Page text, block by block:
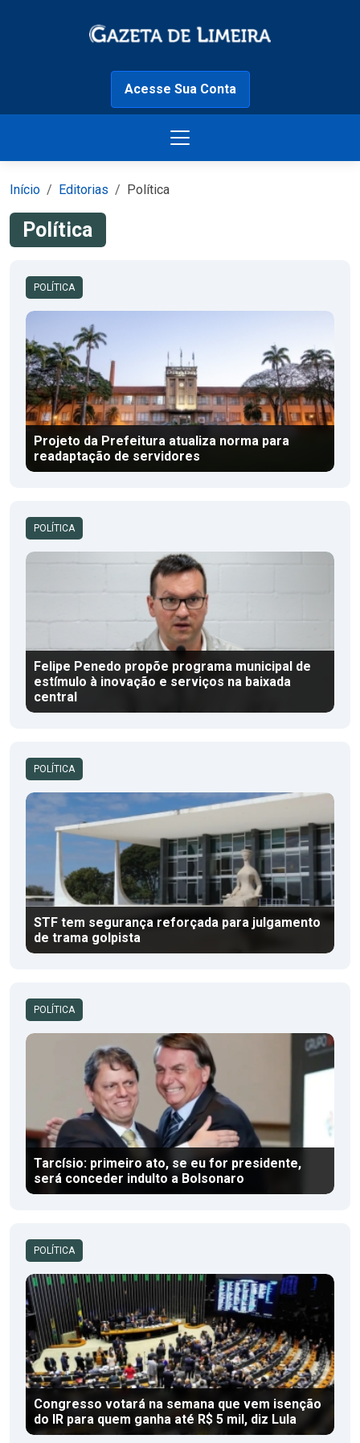
Acesse Sua Conta
Início Editorias Política
Política
POLÍTICA
Projeto da Prefeitura atualiza norma para
readaptação de servidores
POLÍTICA
Felipe Penedo propõe programa municipal de
estímulo à inovação e serviços na baixada
central
POLÍTICA
STF tem segurança reforçada para julgamento
de trama golpista
POLÍTICA
Tarcísio: primeiro ato, se eu for presidente,
será conceder indulto a Bolsonaro
POLÍTICA
Congresso votará na semana que vem isenção
do IR para quem ganha até R$ 5 mil, diz Lula